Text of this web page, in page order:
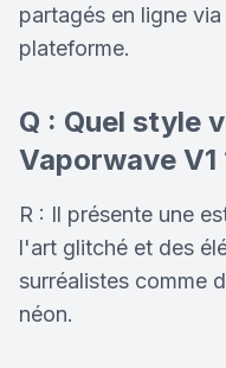
partagés en ligne
plateforme.
Q : Quel style
Vaporwave V1
R : Il présente une
l'art glitché et des
surréalistes comme
néon.